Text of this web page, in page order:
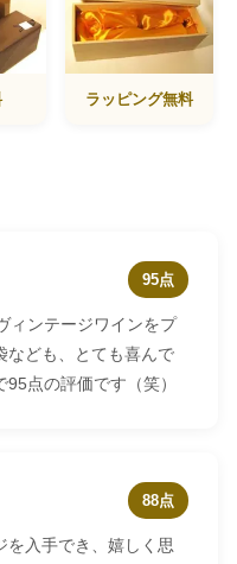
ラッピング無料
95点
ィンテージワインをプ
なども、とても喜んで
点の評価です（笑）
88点
を入手でき、嬉しく思